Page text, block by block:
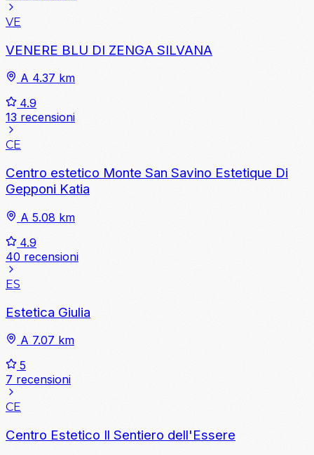
VE
VENERE BLU DI ZENGA SILVANA
A 4.37 km
4.9
13 recensioni
CE
Centro estetico Monte San Savino Estetique Di
Gepponi Katia
A 5.08 km
4.9
40 recensioni
ES
Estetica Giulia
A 7.07 km
5
7 recensioni
CE
Centro Estetico Il Sentiero dell'Essere